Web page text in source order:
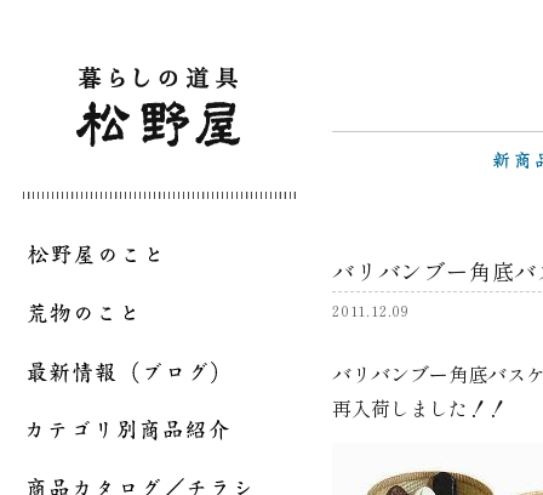
バリバンブー角底
2011.12.09
バリバンブー角底バス
再入荷しました！！